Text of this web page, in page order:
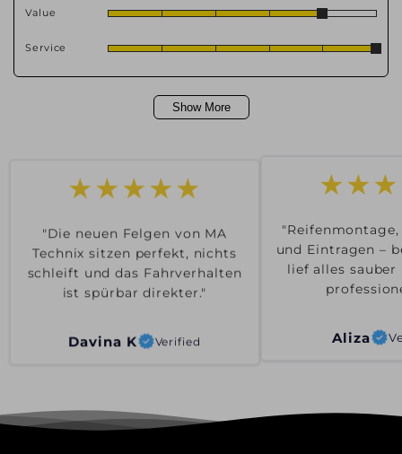
Value
Service
Show More
★★★★★
"Die neuen Felgen von MA
Technix sitzen perfekt, nichts
schleift und das Fahrverhalten
ist spürbar direkter."
Davina K Verified
und Eintragen –
lief alles
Aliza